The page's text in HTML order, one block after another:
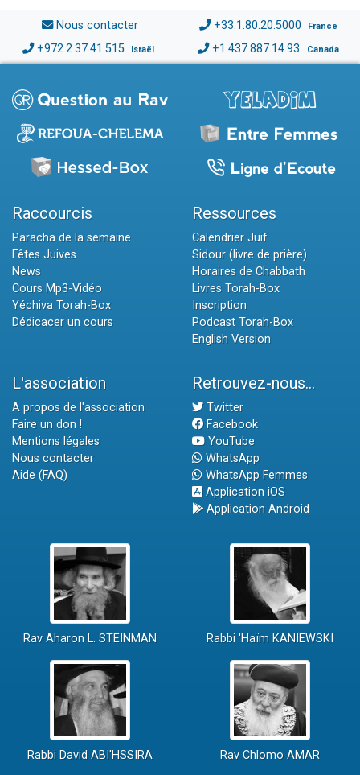
Nous contacter +33.1.80.20.5000 France
+972.2.37.41.515 Israël +1.437.887.14.93 Canada
Raccourcis
Paracha de la semaine
Fêtes Juives
News
Cours Mp3-Vidéo
Yéchiva Torah-Box
Dédicacer un cours
Ressources
Calendrier Juif
Sidour (livre de prière)
Horaires de Chabbath
Livres Torah-Box
Inscription
Podcast Torah-Box
English Version
L'association
A propos de l'association
Faire un don !
Mentions légales
Nous contacter
Aide (FAQ)
Retrouvez-nous...
Twitter
Facebook
YouTube
WhatsApp
WhatsApp Femmes
Application iOS
Application Android
Rav Aharon L. STEINMAN Rabbi 'Haïm KANIEWSKI
Rabbi David ABI'HSSIRA Rav Chlomo AMAR